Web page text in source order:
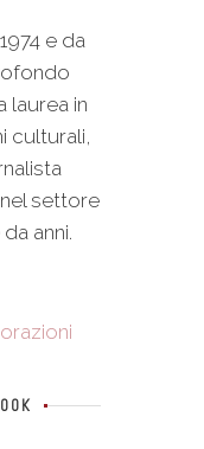
e da
laurea in
culturali,
settore
anni.